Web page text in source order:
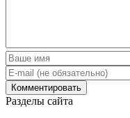
Разделы сайта